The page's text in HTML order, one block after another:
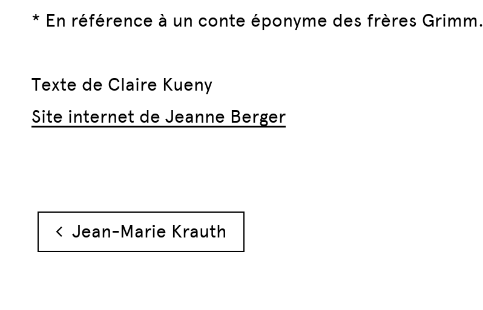
* En référence à un conte éponyme des frères Grimm.
Texte de Claire Kueny
Site internet de Jeanne Berger
Navigation des articles
Jean-Marie Krauth